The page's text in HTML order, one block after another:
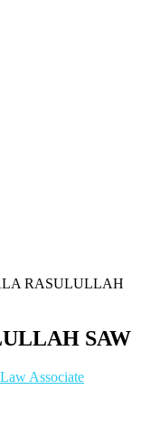
RASULULLAH
SAW
Law Associate